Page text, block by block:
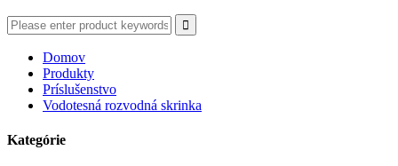
Domov
Produkty
Príslušenstvo
Vodotesná rozvodná skrinka
Kategórie